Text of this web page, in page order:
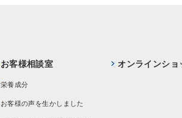
お客様相談室
栄養成分
お客様の声を生かしました
オンラインショ